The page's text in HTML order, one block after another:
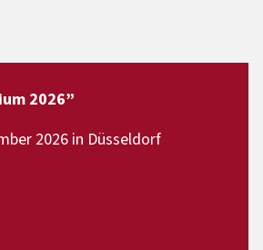
2026”
2026 in Düsseldorf